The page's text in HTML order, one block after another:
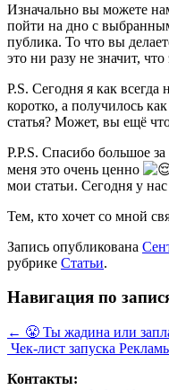
Изначально вы можете
пойти на дно с
публика. То что вы
это ни разу не значит,
P.S. Сегодня я как
коротко, а получилось
статья? Может, вы ещё
P.P.S. Спасибо большое
меня это очень ценно
мои статьи. Сегодня у
Тем, кто хочет со мной
Запись опубликована
рубрике Статьи.
Навигация по
← 😤 Ты жадина или
Чек-лист запуска
Контакты: